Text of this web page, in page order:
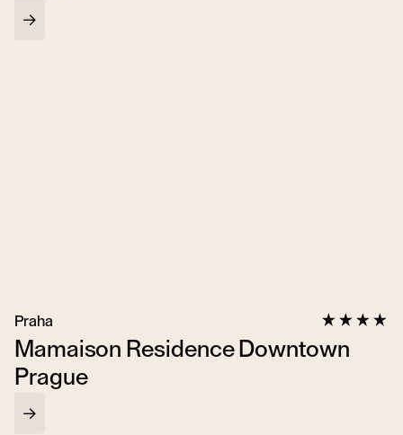
Mamaison Residence Downtown
Prague
Praha